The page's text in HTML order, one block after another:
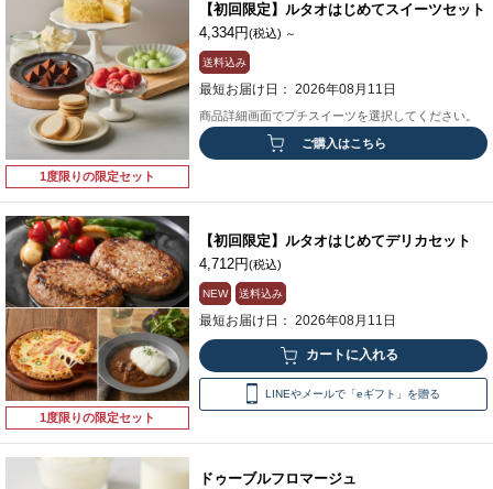
1度限りの限定セット
【初回限定】ルタオはじめてスイーツセット
4,334円(税込) ～
送料込み
最短お届け日： 2026年08月11日
商品詳細画面でプチスイーツを選択してください。
ご購入はこちら
1度限りの限定セット
【初回限定】ルタオはじめてデリカセット
4,712円(税込)
NEW 送料込み
最短お届け日： 2026年08月11日
LINEやメールで「eギフト」を贈る
ドゥーブルフロマージュ